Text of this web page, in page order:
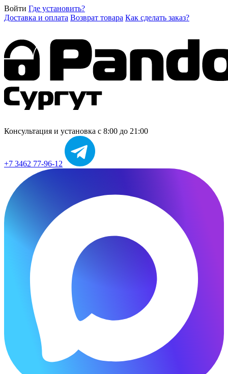
Войти Где установить?
Доставка и оплата Возврат товара Как сделать заказ?
Консультация и установка с 8:00 до 21:00
+7 3462 77-96-12